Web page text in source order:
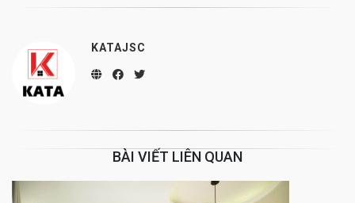
KATAJSC
BÀI VIẾT LIÊN QUAN